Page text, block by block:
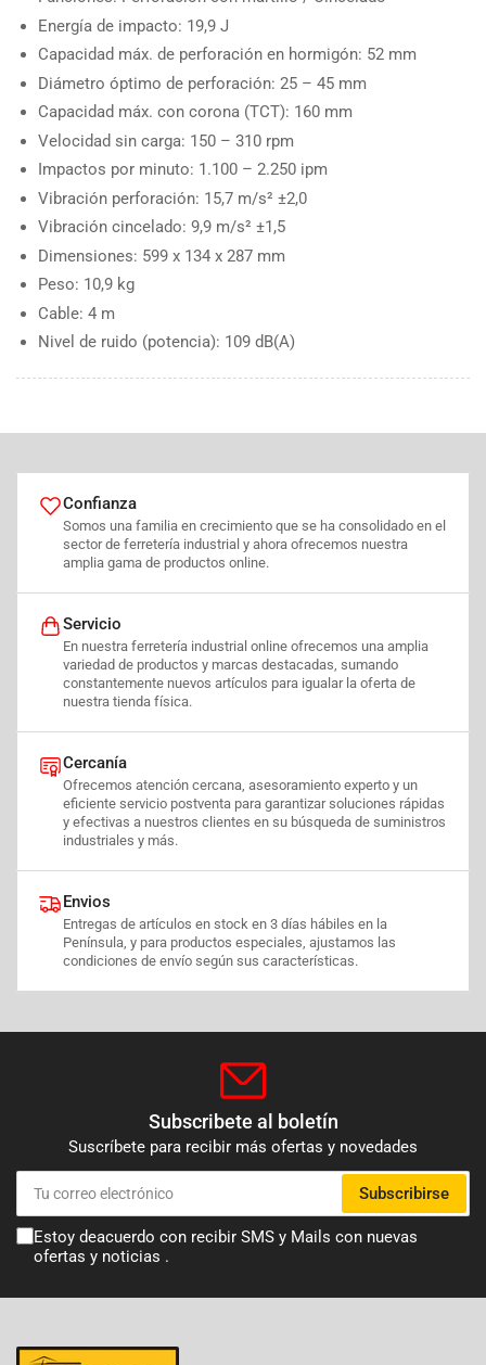
Energía de impacto: 19,9 J
Capacidad máx. de perforación en hormigón: 52 mm
Diámetro óptimo de perforación: 25 – 45 mm
Capacidad máx. con corona (TCT): 160 mm
Velocidad sin carga: 150 – 310 rpm
Impactos por minuto: 1.100 – 2.250 ipm
Vibración perforación: 15,7 m/s² ±2,0
Vibración cincelado: 9,9 m/s² ±1,5
Dimensiones: 599 x 134 x 287 mm
Peso: 10,9 kg
Cable: 4 m
Nivel de ruido (potencia): 109 dB(A)
Confianza
Somos una familia en crecimiento que se ha consolidado en el
sector de ferretería industrial y ahora ofrecemos nuestra
amplia gama de productos online.
Servicio
En nuestra ferretería industrial online ofrecemos una amplia
variedad de productos y marcas destacadas, sumando
constantemente nuevos artículos para igualar la oferta de
nuestra tienda física.
Cercanía
Ofrecemos atención cercana, asesoramiento experto y un
eficiente servicio postventa para garantizar soluciones rápidas
y efectivas a nuestros clientes en su búsqueda de suministros
industriales y más.
Envios
Entregas de artículos en stock en 3 días hábiles en la
Península, y para productos especiales, ajustamos las
condiciones de envío según sus características.
Subscribete al boletín
Suscríbete para recibir más ofertas y novedades
Tu
correo
electrónico
Subscribirse
Estoy deacuerdo con recibir SMS y Mails con nuevas
ofertas y noticias .